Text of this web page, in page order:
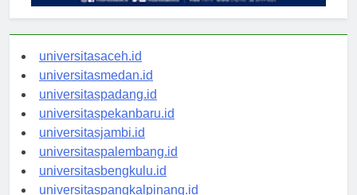
universitasaceh.id
universitasmedan.id
universitaspadang.id
universitaspekanbaru.id
universitasjambi.id
universitaspalembang.id
universitasbengkulu.id